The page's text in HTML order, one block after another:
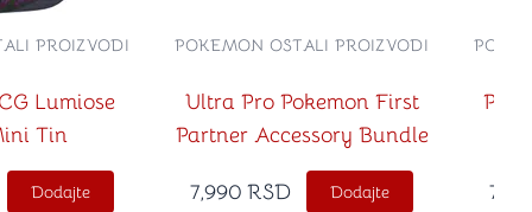
Lumiose
Tin
PROIZVODI
Dodajte
Ultra Pro Pokemon First
Partner Accessory Bundle
POKEMON OSTALI PROIZVODI
7,990 RSD Dodajte